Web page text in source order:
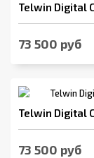
Telwin Digital
73 500 руб
Telwin Digital
73 500 руб